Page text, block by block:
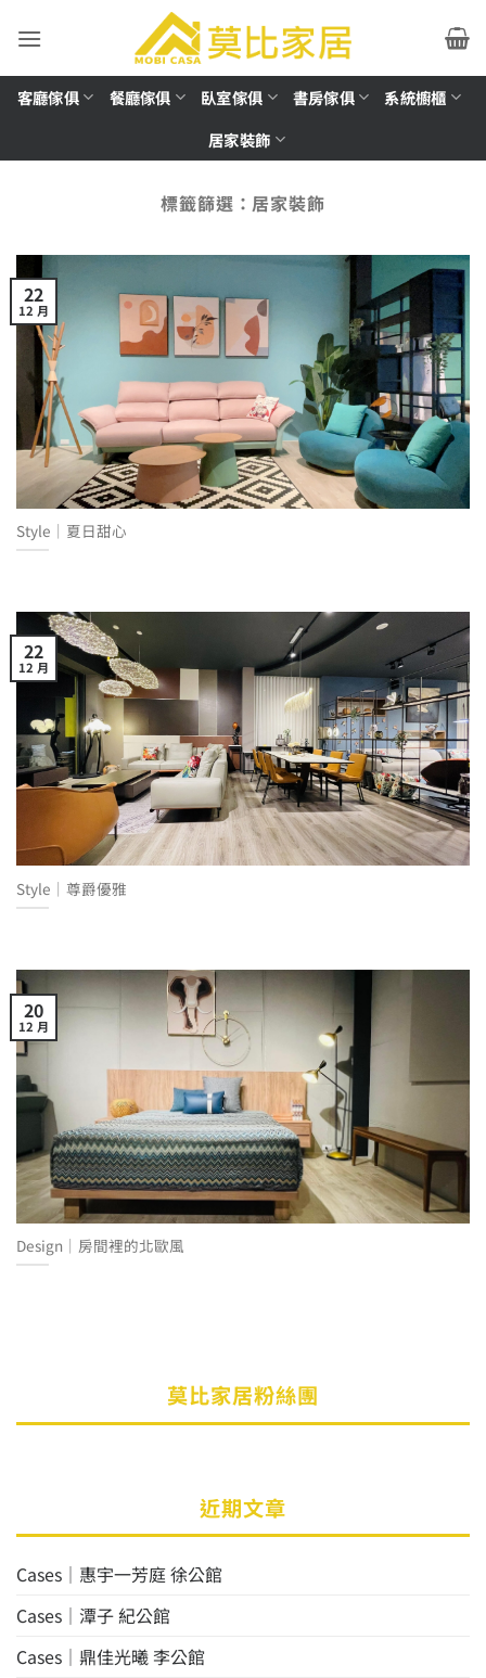
客廳傢俱 餐廳傢俱 臥室傢俱 書房傢俱
系統櫥櫃
居家裝飾
標籤篩選： 居家裝飾
Style│夏日甜心
22
12 月
Style│尊爵優雅
22
12 月
Design│房間裡的北歐風
20
12 月
莫比家居粉絲團
近期文章
Cases│惠宇一芳庭 徐公館
Cases│潭子 紀公館
Cases│鼎佳光曦 李公館